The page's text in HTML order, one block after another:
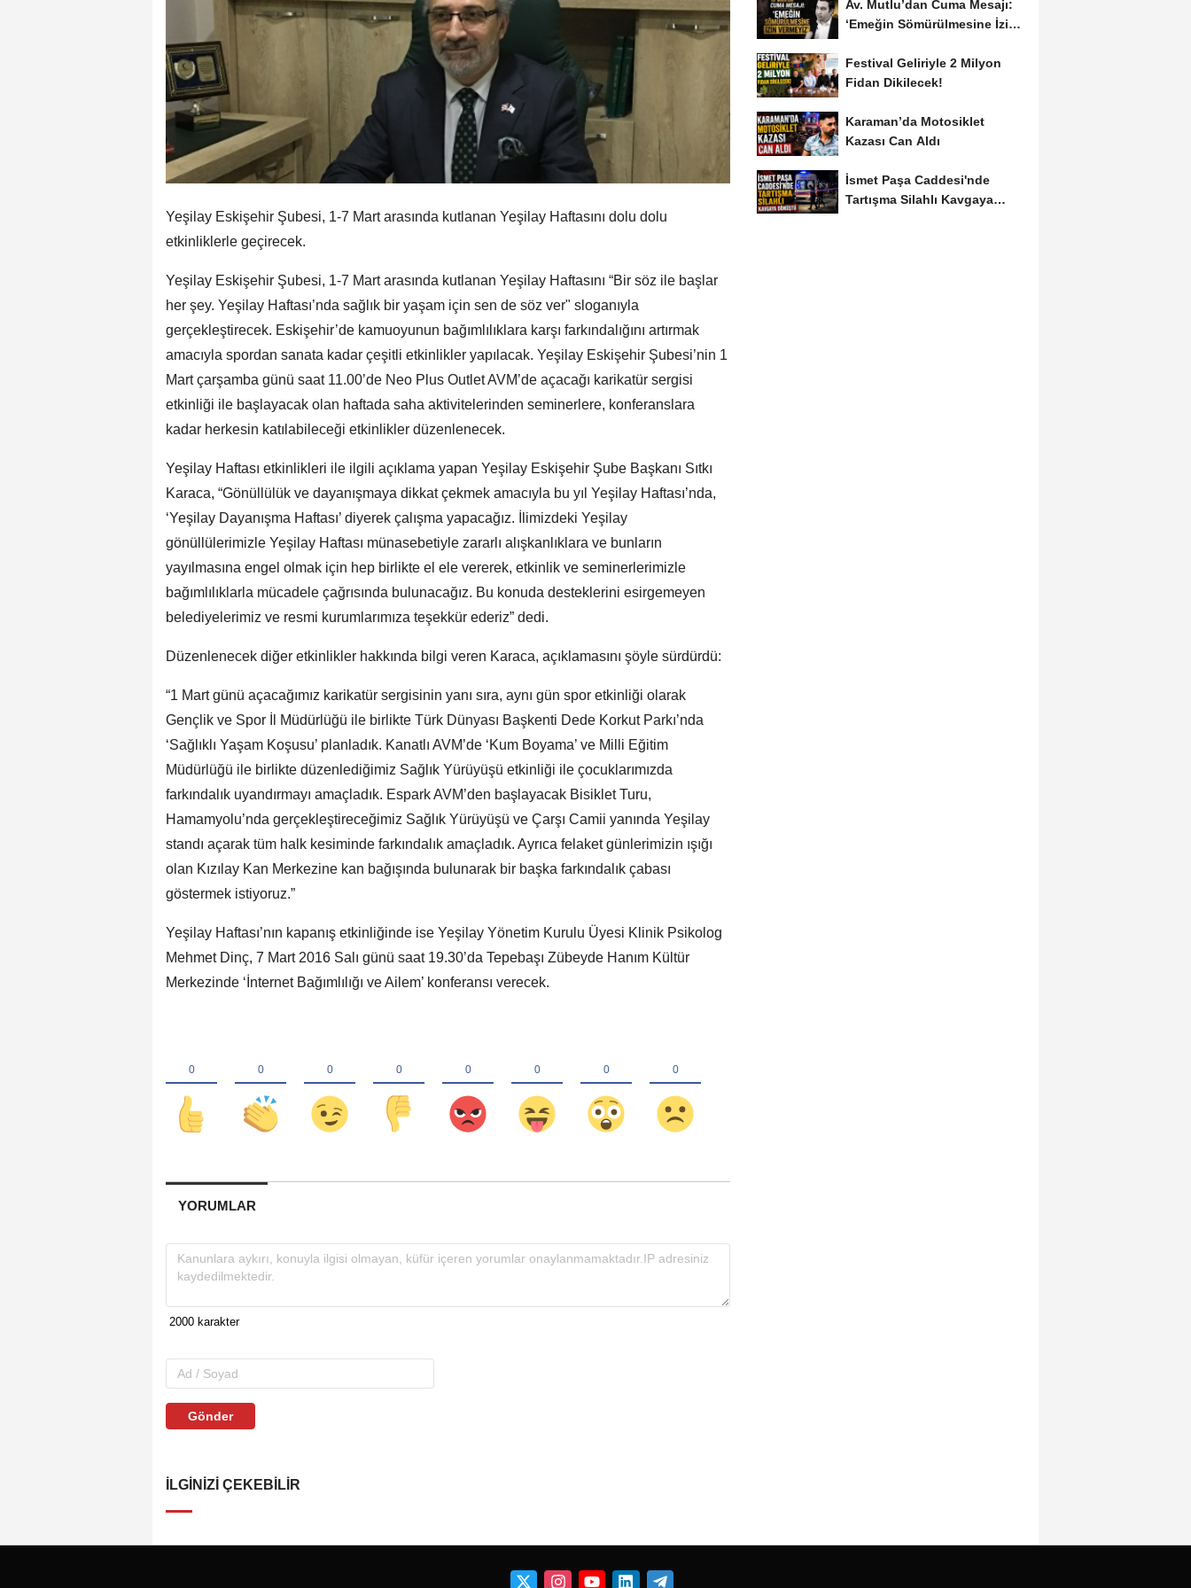
Yeşilay Eskişehir Şubesi, 1-7 Mart arasında kutlanan Yeşilay Haftasını dolu dolu
etkinliklerle geçirecek.
Yeşilay Eskişehir Şubesi, 1-7 Mart arasında kutlanan Yeşilay Haftasını “Bir söz ile başlar
her şey. Yeşilay Haftası’nda sağlık bir yaşam için sen de söz ver" sloganıyla
gerçekleştirecek. Eskişehir’de kamuoyunun bağımlılıklara karşı farkındalığını artırmak
amacıyla spordan sanata kadar çeşitli etkinlikler yapılacak. Yeşilay Eskişehir Şubesi’nin 1
Mart çarşamba günü saat 11.00’de Neo Plus Outlet AVM’de açacağı karikatür sergisi
etkinliği ile başlayacak olan haftada saha aktivitelerinden seminerlere, konferanslara
kadar herkesin katılabileceği etkinlikler düzenlenecek.
Yeşilay Haftası etkinlikleri ile ilgili açıklama yapan Yeşilay Eskişehir Şube Başkanı Sıtkı
Karaca, “Gönüllülük ve dayanışmaya dikkat çekmek amacıyla bu yıl Yeşilay Haftası’nda,
‘Yeşilay Dayanışma Haftası’ diyerek çalışma yapacağız. İlimizdeki Yeşilay
gönüllülerimizle Yeşilay Haftası münasebetiyle zararlı alışkanlıklara ve bunların
yayılmasına engel olmak için hep birlikte el ele vererek, etkinlik ve seminerlerimizle
bağımlılıklarla mücadele çağrısında bulunacağız. Bu konuda desteklerini esirgemeyen
belediyelerimiz ve resmi kurumlarımıza teşekkür ederiz” dedi.
Düzenlenecek diğer etkinlikler hakkında bilgi veren Karaca, açıklamasını şöyle sürdürdü:
“1 Mart günü açacağımız karikatür sergisinin yanı sıra, aynı gün spor etkinliği olarak
Gençlik ve Spor İl Müdürlüğü ile birlikte Türk Dünyası Başkenti Dede Korkut Parkı’nda
‘Sağlıklı Yaşam Koşusu’ planladık. Kanatlı AVM’de ‘Kum Boyama’ ve Milli Eğitim
Müdürlüğü ile birlikte düzenlediğimiz Sağlık Yürüyüşü etkinliği ile çocuklarımızda
farkındalık uyandırmayı amaçladık. Espark AVM’den başlayacak Bisiklet Turu,
Hamamyolu’nda gerçekleştireceğimiz Sağlık Yürüyüşü ve Çarşı Camii yanında Yeşilay
standı açarak tüm halk kesiminde farkındalık amaçladık. Ayrıca felaket günlerimizin ışığı
olan Kızılay Kan Merkezine kan bağışında bulunarak bir başka farkındalık çabası
göstermek istiyoruz.”
Yeşilay Haftası’nın kapanış etkinliğinde ise Yeşilay Yönetim Kurulu Üyesi Klinik Psikolog
Mehmet Dinç, 7 Mart 2016 Salı günü saat 19.30’da Tepebaşı Zübeyde Hanım Kültür
Merkezinde ‘İnternet Bağımlılığı ve Ailem’ konferansı verecek.
YORUMLAR
Gönder
İLGINIZI ÇEKEBILIR
Av. Mutlu’dan Cuma Mesajı:
‘Emeğin Sömürülmesine İzin
Festival Geliriyle 2 Milyon
Fidan Dikilecek!
Karaman’da Motosiklet
Kazası Can Aldı
İsmet Paşa Caddesi'nde
Tartışma Silahlı Kavgaya